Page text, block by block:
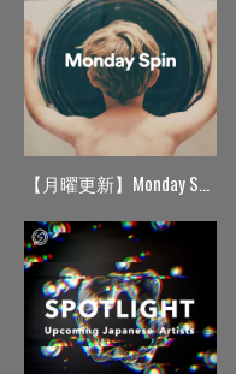
【月曜更新】Monday Spin